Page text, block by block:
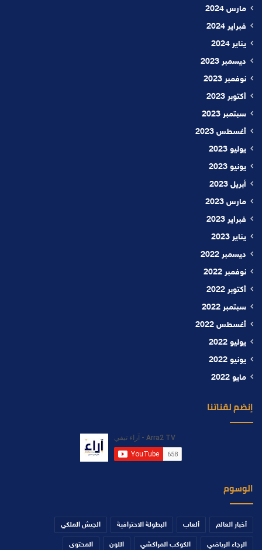
مارس 2024
فبراير 2024
يناير 2024
ديسمبر 2023
نوفمبر 2023
أكتوبر 2023
سبتمبر 2023
أغسطس 2023
يوليو 2023
يونيو 2023
أبريل 2023
مارس 2023
فبراير 2023
يناير 2023
ديسمبر 2022
نوفمبر 2022
أكتوبر 2022
سبتمبر 2022
أغسطس 2022
يوليو 2022
يونيو 2022
مايو 2022
إنضم لقناتنا
الوسوم
أخبار العالم ألعاب البطولة الاحترافية الجيش الملكي
الرجاء الرياضي الكوكب المراكشي اللون المحتوى